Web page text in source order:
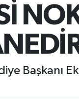
Başkanı